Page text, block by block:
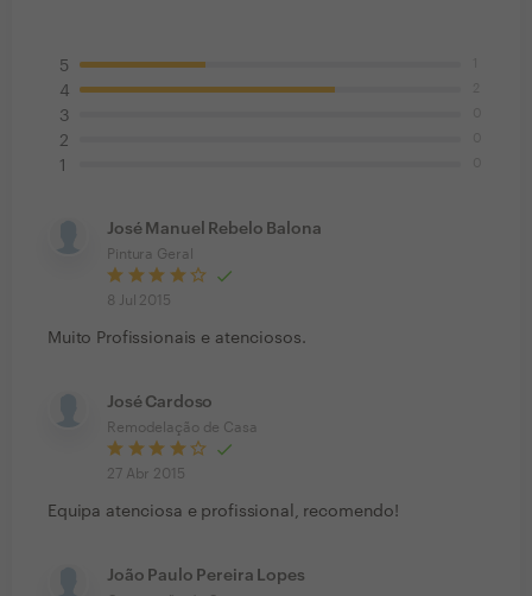
5
4
3
2
1
José Manuel Rebelo Balona
Pintura Geral
8 Jul 2015
Muito Profissionais e atenciosos.
José Cardoso
Remodelação de Casa
27 Abr 2015
Equipa atenciosa e profissional, recomendo!
João Paulo Pereira Lopes